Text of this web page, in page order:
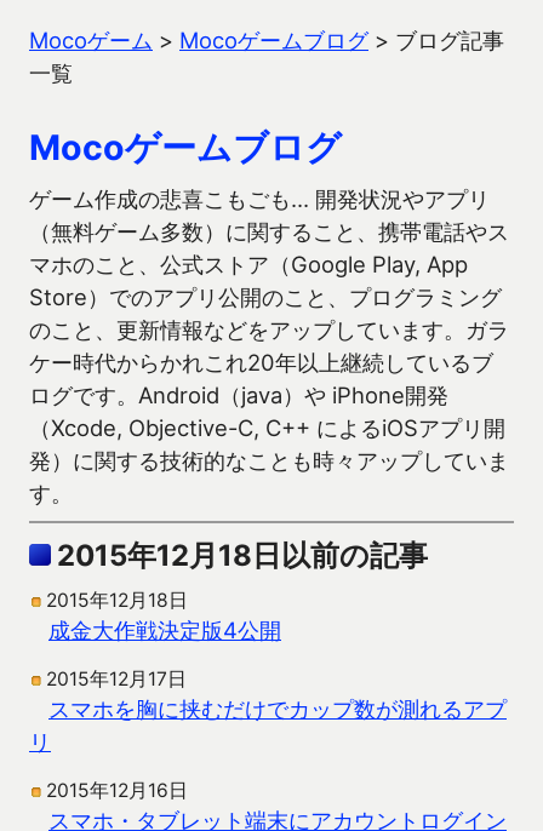
Mocoゲーム > Mocoゲームブログ> ブログ記事
一覧
Mocoゲームブログ
ゲーム作成の悲喜こもごも… 開発状況やアプリ
（無料ゲーム多数）に関すること、携帯電話やス
マホのこと、公式ストア（Google Play, App
Store）でのアプリ公開のこと、プログラミング
のこと、更新情報などをアップしています。ガラ
ケー時代からかれこれ20年以上継続しているブ
ログです。Android（java）や iPhone開発
（Xcode, Objective-C, C++ によるiOSアプリ開
発）に関する技術的なことも時々アップしていま
す。
2015年12月18日以前の記事
2015年12月18日
成金大作戦決定版4公開
2015年12月17日
スマホを胸に挟むだけでカップ数が測れるアプ
リ
2015年12月16日
スマホ・タブレット端末にアカウントログイン